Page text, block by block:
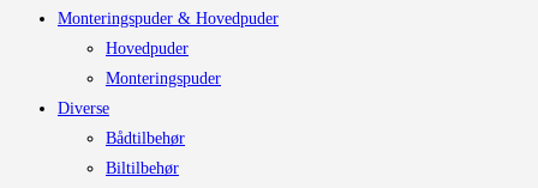
Monteringspuder & Hovedpuder
Hovedpuder
Monteringspuder
Diverse
Bådtilbehør
Biltilbehør